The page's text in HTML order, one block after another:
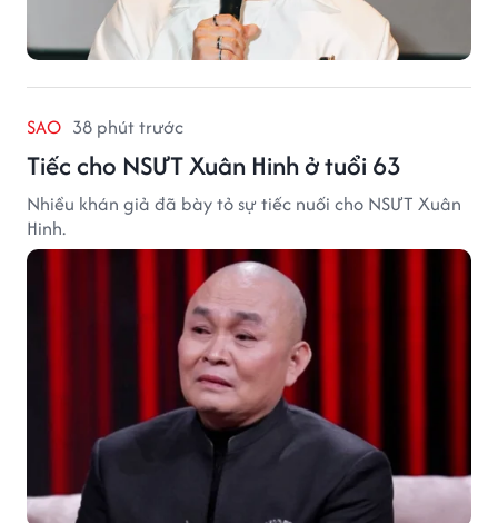
SAO 38 phút trước
Tiếc cho NSƯT Xuân Hinh ở tuổi 63
Nhiều khán giả đã bày tỏ sự tiếc nuối cho NSƯT Xuân
Hinh.